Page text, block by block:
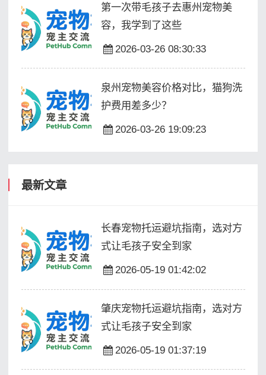
第一次带毛孩子去惠州宠物美
容，我学到了这些
2026-03-26 08:30:33
泉州宠物美容价格对比，猫狗洗
护费用差多少？
2026-03-26 19:09:23
最新文章
长春宠物托运避坑指南，选对方
式让毛孩子安全到家
2026-05-19 01:42:02
肇庆宠物托运避坑指南，选对方
式让毛孩子安全到家
2026-05-19 01:37:19